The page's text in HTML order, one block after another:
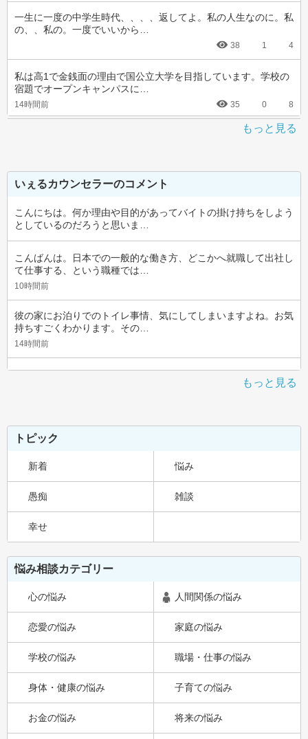
一生に一度の中学生時代、、、、返してよ。私の人生なのに。私
の、、私の。一度でいいから…
38 1 4
私は高1で金銭面の理由で国公立大学を目指しています。学校の
宿題でオープンキャンパスに…
14時間前 35 0 8
もっと見る
いぇるカウンセラーのコメント
こんにちは。何か理由や目的があってバイトの掛け持ちをしよう
としているのだろうと思いま…
こんばんは。日本での一般的な働き方、どこかへ就職して出社し
て仕事する、という職種では…
10時間前
彼の家にお泊りでのトイレ事情、気にしてしまいますよね。お気
持ちすごくわかります。その…
14時間前
もっと見る
トピック
新着 悩み
愚痴 雑談
幸せ
悩み相談カテゴリー
心の悩み 人間関係の悩み
恋愛の悩み 家庭の悩み
学校の悩み 職場・仕事の悩み
身体・健康の悩み 子育ての悩み
お金の悩み 将来の悩み